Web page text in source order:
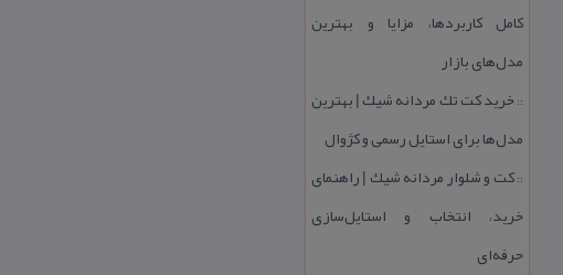
كامل كاربردها، مزایا و بهترین
مدل‌های بازار
::خرید كت تك مردانه شیك | بهترین
مدل‌ها برای استایل رسمی و كژوال
::كت و شلوار مردانه شیك | راهنمای
خرید، انتخاب و استایل‌سازی
حرفه‌ای